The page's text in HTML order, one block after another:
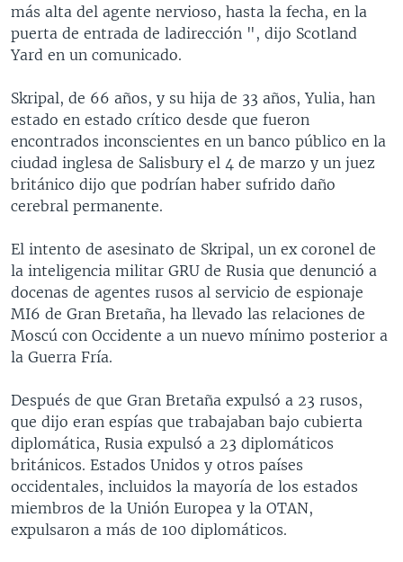
más alta del agente nervioso, hasta la fecha, en la
puerta de entrada de ladirección ", dijo Scotland
Yard en un comunicado.
Skripal, de 66 años, y su hija de 33 años, Yulia, han
estado en estado crítico desde que fueron
encontrados inconscientes en un banco público en la
ciudad inglesa de Salisbury el 4 de marzo y un juez
británico dijo que podrían haber sufrido daño
cerebral permanente.
El intento de asesinato de Skripal, un ex coronel de
la inteligencia militar GRU de Rusia que denunció a
docenas de agentes rusos al servicio de espionaje
MI6 de Gran Bretaña, ha llevado las relaciones de
Moscú con Occidente a un nuevo mínimo posterior a
la Guerra Fría.
Después de que Gran Bretaña expulsó a 23 rusos,
que dijo eran espías que trabajaban bajo cubierta
diplomática, Rusia expulsó a 23 diplomáticos
británicos. Estados Unidos y otros países
occidentales, incluidos la mayoría de los estados
miembros de la Unión Europea y la OTAN,
expulsaron a más de 100 diplomáticos.